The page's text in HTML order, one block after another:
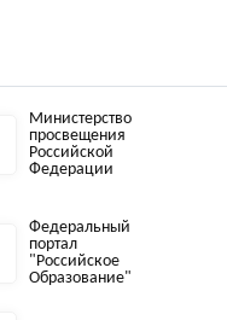
Министерство
просвещения
Российской
Федерации
Федеральный
портал
"Российское
Образование"